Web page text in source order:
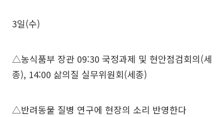
3일(수)
△농식품부 장관 09:30 국정과제 및 현안점검회의(세
종), 14:00 삶의질 실무위원회(세종)
△반려동물 질병 연구에 현장의 소리 반영한다